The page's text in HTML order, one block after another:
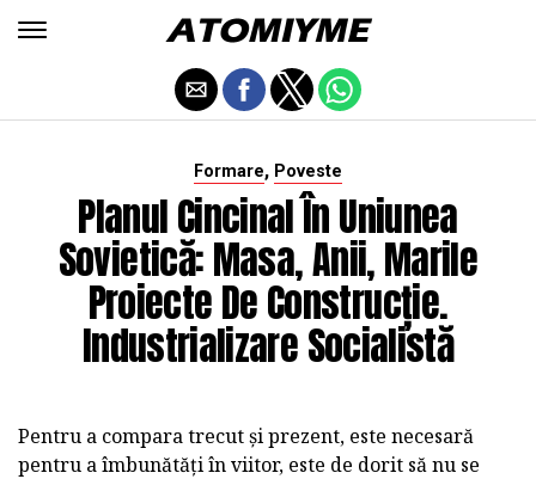
Formare, Poveste
Planul Cincinal În Uniunea
Sovietică: Masa, Anii, Marile
Proiecte De Construcție.
Industrializare Socialistă
Pentru a compara trecut și prezent, este necesară
pentru a îmbunătăți în viitor, este de dorit să nu se